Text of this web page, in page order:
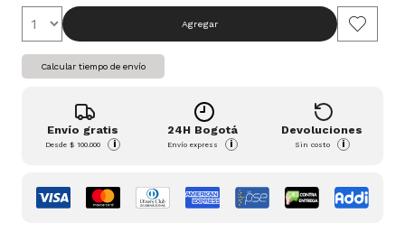
Agregar
Calcular tiempo de envío
Envío gratis
Desde$ 100.000 i
24H Bogotá
Envío express i
Devoluciones
Sin costo i